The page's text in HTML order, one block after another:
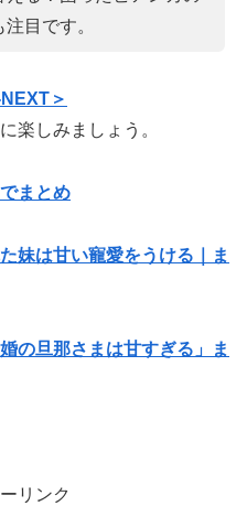
目です。
＞
楽しみましょう。
まとめ
妹は甘い寵愛をうける｜ま
の旦那さまは甘すぎる」ま
リンク